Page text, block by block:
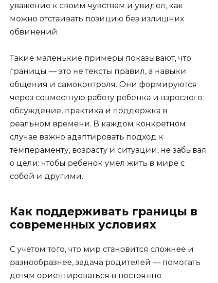
уважение к своим чувствам и увидел, как
можно отстаивать позицию без излишних
обвинений.
Такие маленькие примеры показывают, что
границы — это не тексты правил, а навыки
общения и самоконтроля. Они формируются
через совместную работу ребенка и взрослого:
обсуждение, практика и поддержка в
реальном времени. В каждом конкретном
случае важно адаптировать подход к
темпераменту, возрасту и ситуации, не забывая
о цели: чтобы ребенок умел жить в мире с
собой и другими.
Как поддерживать границы в
современных условиях
С учетом того, что мир становится сложнее и
разнообразнее, задача родителей — помогать
детям ориентироваться в постоянно